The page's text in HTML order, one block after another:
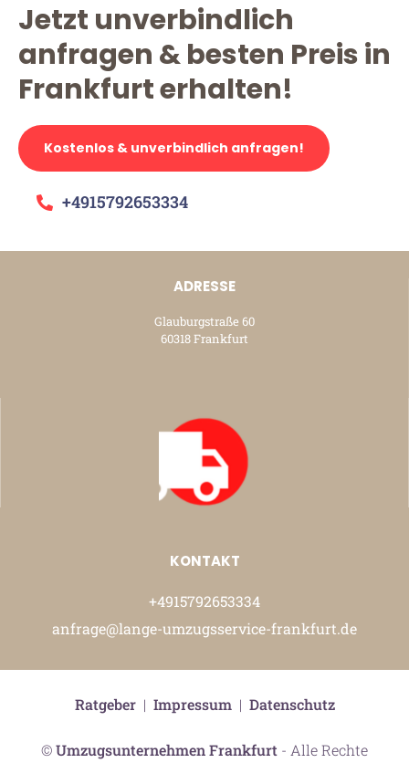
Jetzt unverbindlich
anfragen & besten Preis in
Frankfurt erhalten!
Kostenlos & unverbindlich anfragen!
+4915792653334
ADRESSE
Glauburgstraße 60
60318 Frankfurt
KONTAKT
+4915792653334
anfrage@lange-umzugsservice-frankfurt.de
©Umzugsunternehmen Frankfurt - Alle Rechte
Ratgeber| Impressum| Datenschutz